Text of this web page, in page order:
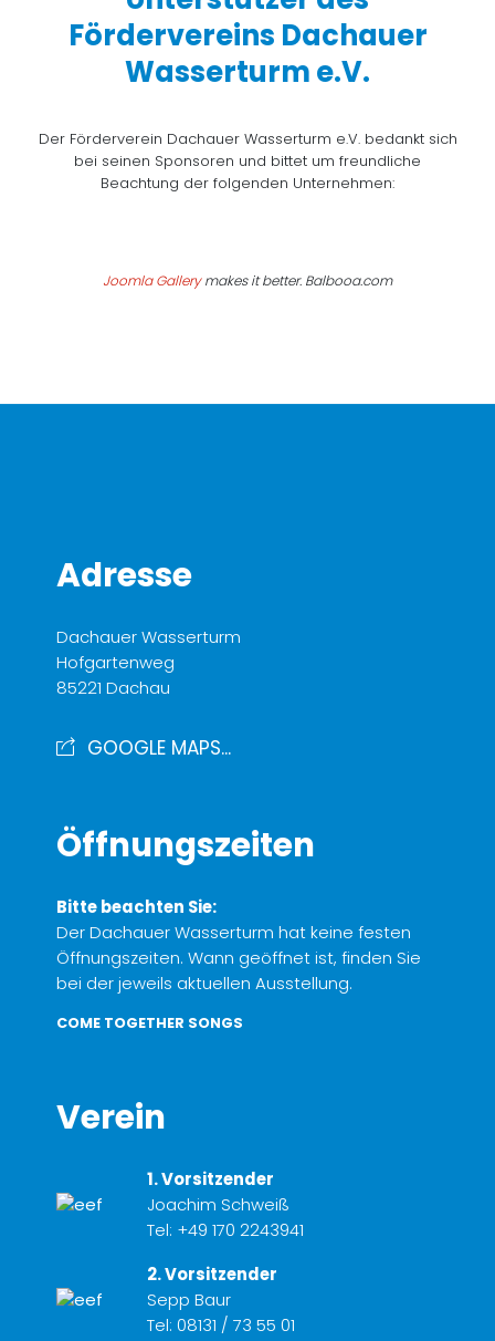
Fördervereins Dachauer
Wasserturm e.V.
Der Förderverein Dachauer Wasserturm e.V. bedankt sich
bei seinen Sponsoren und bittet um freundliche
Beachtung der folgenden Unternehmen:
Joomla Gallerymakes it better. Balbooa.com
Adresse
Dachauer Wasserturm
Hofgartenweg
85221 Dachau
GOOGLE MAPS...
Öffnungszeiten
Bitte beachten Sie:
Der Dachauer Wasserturm hat keine festen
Öffnungszeiten. Wann geöffnet ist, finden Sie
bei der jeweils aktuellen Ausstellung.
COME TOGETHER SONGS
Verein
1. Vorsitzender
Joachim Schweiß
Tel: +49 170 2243941
2. Vorsitzender
Sepp Baur
Tel: 08131 / 73 55 01